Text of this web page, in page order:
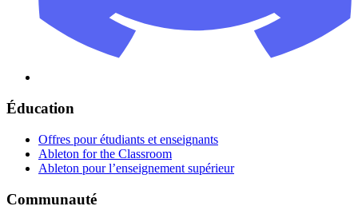
Éducation
Offres pour étudiants et enseignants
Ableton for the Classroom
Ableton pour l’enseignement supérieur
Communauté